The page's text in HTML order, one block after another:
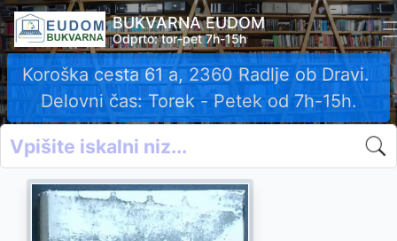
BUKVARNA EUDOM
Odprto: tor-pet 7h-15h
Koroška cesta 61 a, 2360 Radlje ob Dravi.
Delovni čas: Torek - Petek od 7h-15h.